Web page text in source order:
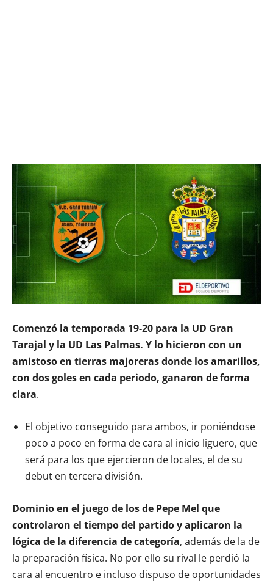
Comenzó la temporada 19-20 para la UD Gran
Tarajal y la UD Las Palmas. Y lo hicieron con un
amistoso en tierras majoreras donde los amarillos,
con dos goles en cada periodo, ganaron de forma
clara.
El objetivo conseguido para ambos, ir poniéndose
poco a poco en forma de cara al inicio liguero, que
será para los que ejercieron de locales, el de su
debut en tercera división.
Dominio en el juego de los de Pepe Mel que
controlaron el tiempo del partido y aplicaron la
lógica de la diferencia de categoría, además de la de
la preparación física. No por ello su rival le perdió la
cara al encuentro e incluso dispuso de oportunidades